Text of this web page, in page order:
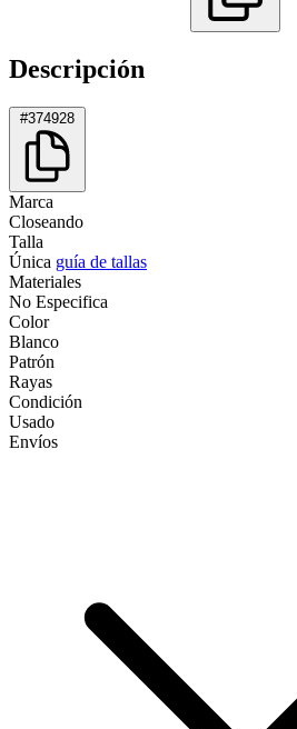
Descripción
#374928
Marca
Closeando
Talla
Única guía de tallas
Materiales
No Especifica
Color
Blanco
Patrón
Rayas
Condición
Usado
Envíos